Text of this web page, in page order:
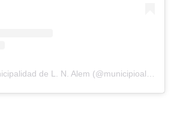
A post shared by Municipalidad de L. N. Alem (@municipioalem)